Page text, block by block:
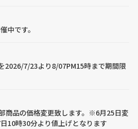
中です。
2026/7/23より8/07PM15時まで期間限
商品の価格変更致します。※6月25日変
10時30分より値上げとなります